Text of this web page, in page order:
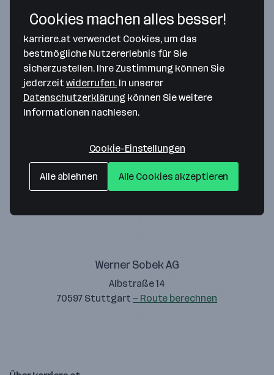
Bitte stimme unseren Cookie-
Richtlinien zu, um diese Karte
anzuzeigen.
Zustimmung geben
Werner Sobek Wien ZT GmbH
Ungargasse 37
Werner Sobek AG
Albstraße 14
70597 Stuttgart— Route berechnen
Cookies machen alles besser!
karriere.at verwendet Cookies, um das
bestmögliche Nutzererlebnis für Sie
sicherzustellen. Ihre Zustimmung können Sie
jederzeitwiderrufen. In unserer
Datenschutzerklärung können Sie weitere
Informationen nachlesen.
Cookie-Einstellungen
Alle ablehnen Alle Cookies akzeptieren